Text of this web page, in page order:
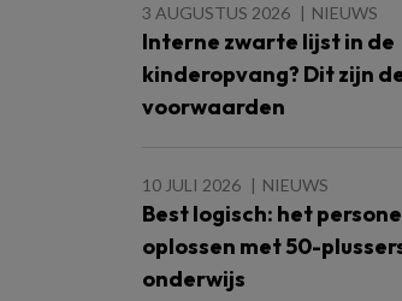
3 AUGUSTUS 2026 NIEUWS
Interne zwarte lijst in de
kinderopvang? Dit zijn
voorwaarden
10 JULI 2026 NIEUWS
Best logisch: het
oplossen met 50-
onderwijs